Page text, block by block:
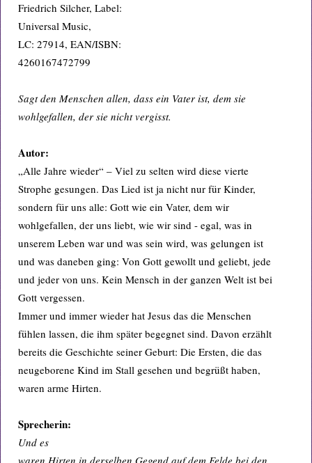
Friedrich Silcher, Label:
Universal Music,
LC: 27914, EAN/ISBN:
4260167472799
Sagt den Menschen allen, dass ein Vater ist, dem sie
wohlgefallen, der sie nicht vergisst.
Autor:
„Alle Jahre wieder“ – Viel zu selten wird diese vierte
Strophe gesungen. Das Lied ist ja nicht nur für Kinder,
sondern für uns alle: Gott wie ein Vater, dem wir
wohlgefallen, der uns liebt, wie wir sind - egal, was in
unserem Leben war und was sein wird, was gelungen ist
und was daneben ging: Von Gott gewollt und geliebt, jede
und jeder von uns. Kein Mensch in der ganzen Welt ist bei
Gott vergessen.
Immer und immer wieder hat Jesus das die Menschen
fühlen lassen, die ihm später begegnet sind. Davon erzählt
bereits die Geschichte seiner Geburt: Die Ersten, die das
neugeborene Kind im Stall gesehen und begrüßt haben,
waren arme Hirten.
Sprecherin:
Und es
waren Hirten in derselben Gegend auf dem Felde bei den